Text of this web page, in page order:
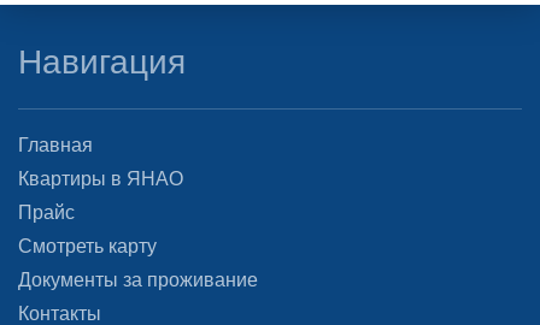
Навигация
Главная
Квартиры в ЯНАО
Прайс
Смотреть карту
Документы за проживание
Контакты